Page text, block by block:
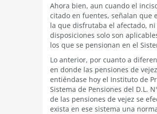
Ahora bien, aun cuando el
citado en fuentes, señalan que
la que disfrutaba el afectado,
disposiciones solo son
los que se pensionan en el
Lo anterior, por cuanto a
en donde las pensiones de
entiéndase hoy el Instituto de
Sistema de Pensiones del D.L.
de las pensiones de vejez se
exista en ese sistema una